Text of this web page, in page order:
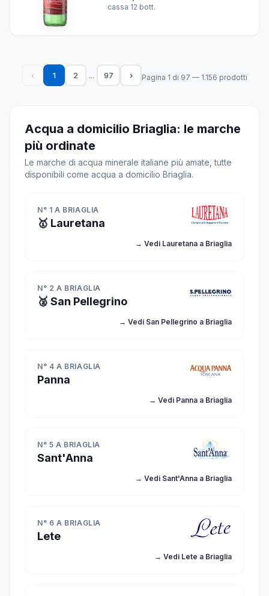
cassa 12 bott.
‹ 1 2 ... 97 › Pagina 1 di 97 — 1.156 prodotti
Acqua a domicilio Briaglia: le marche
più ordinate
Le marche di acqua minerale italiane più amate, tutte
disponibili come acqua a domicilio Briaglia.
N° 1 A BRIAGLIA
🥇 Lauretana
→ Vedi Lauretana a Briaglia
N° 2 A BRIAGLIA
🥈 San Pellegrino
→ Vedi San Pellegrino a Briaglia
N° 4 A BRIAGLIA
Panna
→ Vedi Panna a Briaglia
N° 5 A BRIAGLIA
Sant'Anna
→ Vedi Sant'Anna a Briaglia
N° 6 A BRIAGLIA
Lete
→ Vedi Lete a Briaglia